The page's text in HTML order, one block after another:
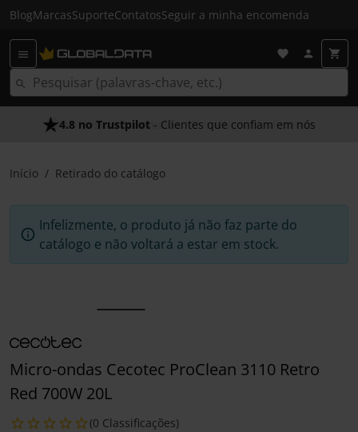
BlogMarcasSuporteContatosSeguir a minha encomenda
4.8 no Trustpilot - Clientes que confiam em nós
Início Retirado do catálogo
Infelizmente, o produto já não faz parte do
catálogo e não voltará a estar em stock.
Micro-ondas Cecotec ProClean 3110 Retro
Red 700W 20L
(0 Classificações)